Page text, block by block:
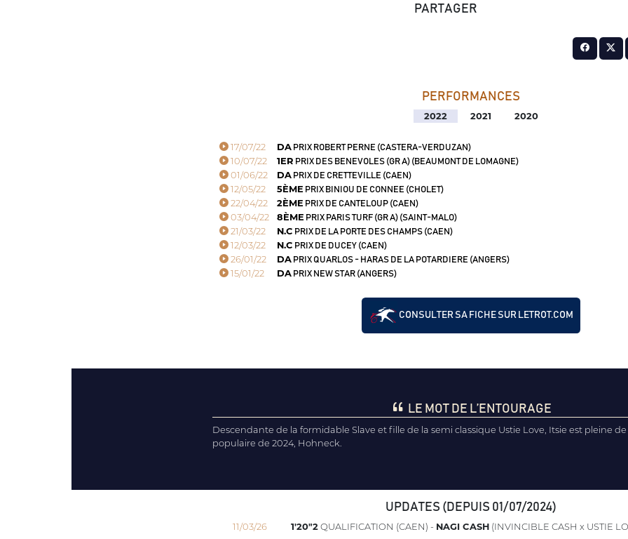
PARTAGER
PERFORMANCES
2022 2021 2020
17/07/22 DAPRIX ROBERT PERNE (CASTERA-VERDUZAN)
10/07/22 1ER PRIX DES BENEVOLES (GR A) (BEAUMONT DE LOMAGNE)
01/06/22 DAPRIX DE CRETTEVILLE (CAEN)
12/05/22 5ÈME PRIX BINIOU DE CONNEE (CHOLET)
22/04/22 2ÈME PRIX DE CANTELOUP (CAEN)
03/04/22 8ÈME PRIX PARIS TURF (GR A) (SAINT-MALO)
21/03/22 N.C PRIX DE LA PORTE DES CHAMPS (CAEN)
12/03/22 N.C PRIX DE DUCEY (CAEN)
26/01/22 DAPRIX QUARLOS - HARAS DE LA POTARDIERE (ANGERS)
15/01/22 DAPRIX NEW STAR (ANGERS)
CONSULTER SA FICHE SUR LETROT.COM
LE MOT DE L’ENTOURAGE
Descendante de la formidable Slave et fille de la semi classique Ustie Love, Itsie est pleine
populaire de 2024, Hohneck.
UPDATES (DEPUIS 01/07/2024)
11/03/26 1'20"2QUALIFICATION (CAEN) - NAGI CASH(INVINCIBLE CASH x USTIE